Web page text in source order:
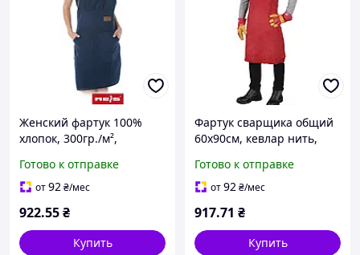
Женский фартук 100%
хлопок, 300гр./м²,
Reis
Готово к отправке
от92₴/мес
922.55₴
Купить
Фартук сварщика общий
60х90см, кевлар нить,
Готово к отправке
от92₴/мес
917.71 ₴
Купить